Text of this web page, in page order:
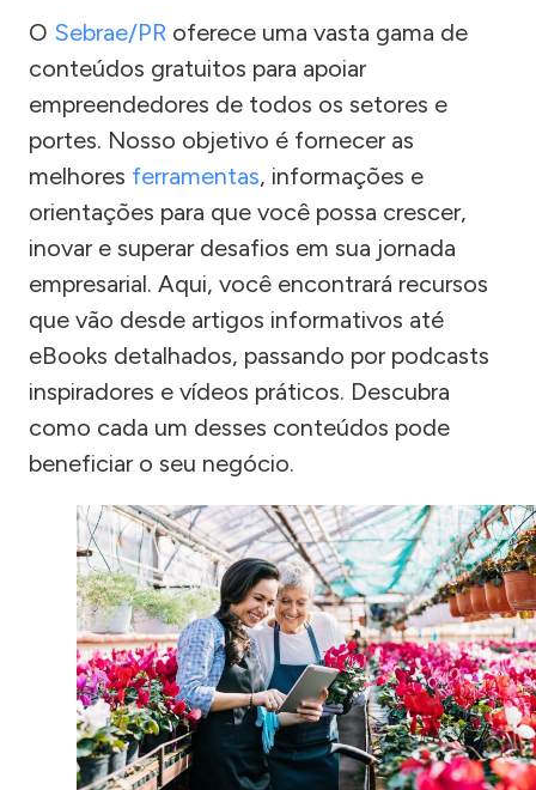
O Sebrae/PR oferece uma vasta gama de
conteúdos gratuitos para apoiar
empreendedores de todos os setores e
portes. Nosso objetivo é fornecer as
melhores ferramentas, informações e
orientações para que você possa crescer,
inovar e superar desafios em sua jornada
empresarial. Aqui, você encontrará recursos
que vão desde artigos informativos até
eBooks detalhados, passando por podcasts
inspiradores e vídeos práticos. Descubra
como cada um desses conteúdos pode
beneficiar o seu negócio.